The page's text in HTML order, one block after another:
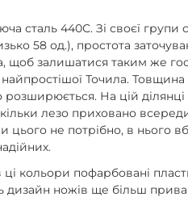
сталь 440С. Зі своєї групи
58 од.), простота
щоб залишатися таким же
Точила.
На цій
лезо приховано
не потрібно, в нього
кольори пофарбовані
ножів ще більш